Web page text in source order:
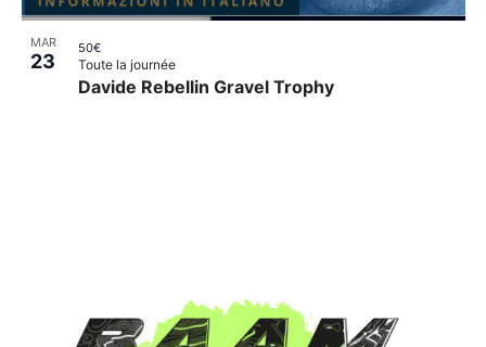
MAR
23
Davide Rebellin Gravel Trophy
Toute la journée
50€